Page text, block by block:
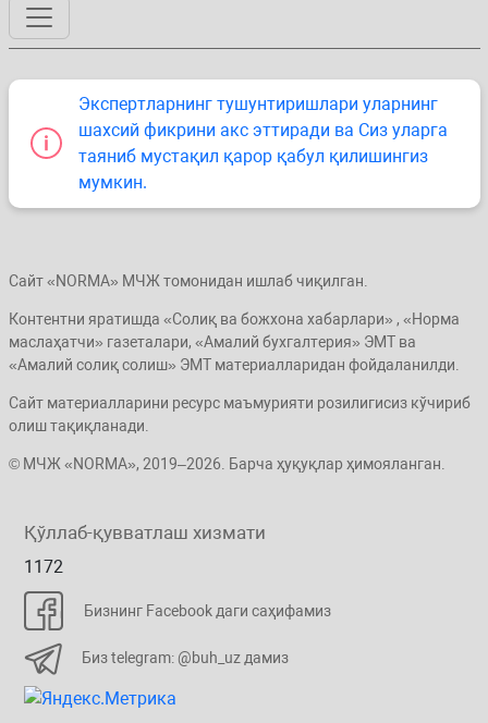
Экспертларнинг тушунтиришлари уларнинг
шахсий фикрини акс эттиради ва Сиз уларга
таяниб мустақил қарор қабул қилишингиз
мумкин.
Сайт «NORMA» МЧЖ томонидан ишлаб чиқилган.
Контентни яратишда «Солиқ ва божхона хабарлари» , «Норма
маслаҳатчи» газеталари, «Амалий бухгалтерия» ЭМТ ва
«Амалий солиқ солиш» ЭМТ материалларидан фойдаланилди.
Сайт материалларини ресурс маъмурияти розилигисиз кўчириб
олиш тақиқланади.
© МЧЖ «NORMA», 2019–2026. Барча ҳуқуқлар ҳимояланган.
Қўллаб-қувватлаш хизмати
1172
Бизнинг Facebook даги саҳифамиз
Биз telegram: @buh_uz дамиз